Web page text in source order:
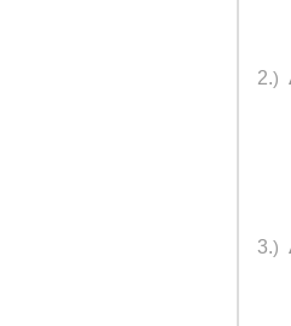
2.)
3.)